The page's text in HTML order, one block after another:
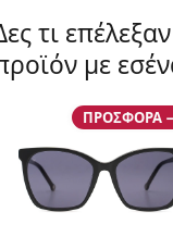
τι
με
ΠΡΟΣΦΟΡΆ